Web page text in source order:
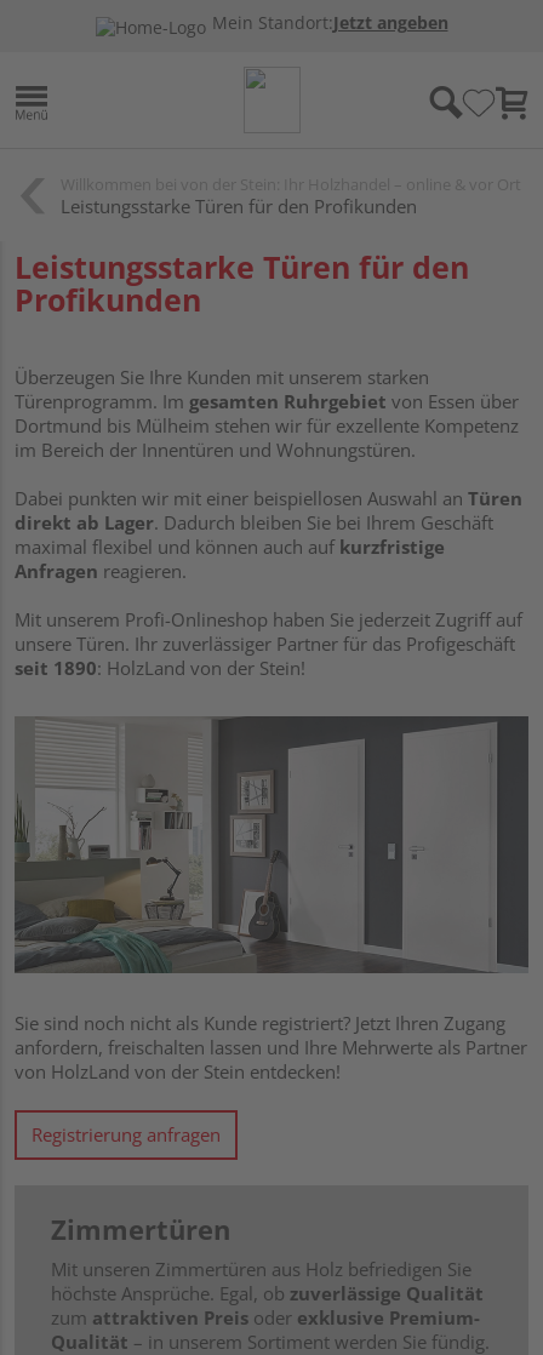
Mein Standort:Jetzt angeben
Leistungsstarke Türen für den Profikunden
Leistungsstarke Türen für den
Profikunden
Überzeugen Sie Ihre Kunden mit unserem starken
Türenprogramm. Im gesamten Ruhrgebiet von Essen über
Dortmund bis Mülheim stehen wir für exzellente Kompetenz
im Bereich der Innentüren und Wohnungstüren.
Dabei punkten wir mit einer beispiellosen Auswahl an Türen
direkt ab Lager. Dadurch bleiben Sie bei Ihrem Geschäft
maximal flexibel und können auch auf kurzfristige
Anfragen reagieren.
Mit unserem Profi-Onlineshop haben Sie jederzeit Zugriff auf
unsere Türen. Ihr zuverlässiger Partner für das Profigeschäft
seit 1890: HolzLand von der Stein!
Sie sind noch nicht als Kunde registriert? Jetzt Ihren Zugang
anfordern, freischalten lassen und Ihre Mehrwerte als Partner
von HolzLand von der Stein entdecken!
Registrierung anfragen
Zimmertüren
Mit unseren Zimmertüren aus Holz befriedigen Sie
höchste Ansprüche. Egal, ob zuverlässige Qualität
zum attraktiven Preis oder exklusive Premium-
Qualität – in unserem Sortiment werden Sie fündig.